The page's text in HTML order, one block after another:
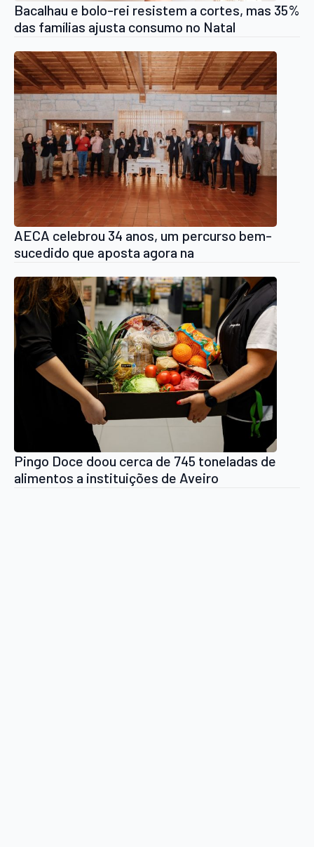
Bacalhau e bolo-rei resistem a cortes, mas 35%
das famílias ajusta consumo no Natal
AECA celebrou 34 anos, um percurso bem-
sucedido que aposta agora na
Pingo Doce doou cerca de 745 toneladas de
alimentos a instituições de Aveiro